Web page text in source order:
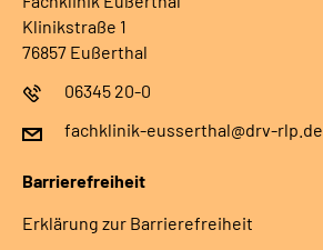
Klinikstraße 1
76857 Eußerthal
06345 20-0
fachklinik-eusserthal@drv-rlp.de
Barrierefreiheit
Erklärung zur Barrierefreiheit